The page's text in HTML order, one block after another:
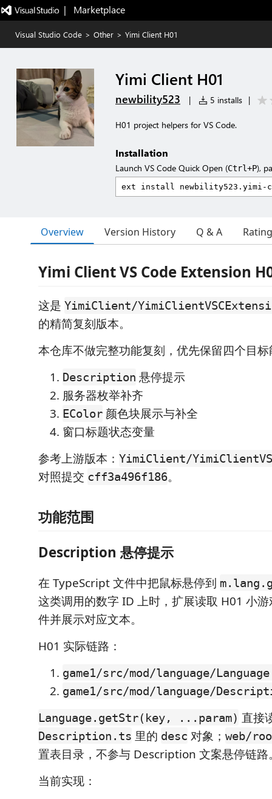
|   Marketplace
Visual Studio Code > Other > Yimi Client H01
Yimi Client H01
newbility523 | 5 installs |
H01 project helpers for VS Code.
Installation
Launch VS Code Quick Open (Ctrl+P),
Overview Version History Q & A
Yimi Client VS Code Extension
这是 YimiClient/
的精简复刻版本。
本仓库不做完整功能复刻，优先保留四个目
Description 悬停提示
服务器枚举补齐
EColor 颜色块展示与补全
窗口标题状态变量
参考上游版本： YimiClient/
对照提交 cff3a496f186。
功能范围
Description 悬停提示
在 TypeScript 文件中把鼠标悬停到
这类调用的数字 ID 上时，扩展读取 H01 小
件并展示对应文本。
H01 实际链路：
game1/src/mod/language/
game1/src/mod/language/
Language.getStr(key, ...param) 直接
Description.ts 里的 desc 对象； web/
置表目录，不参与 Description 文案悬停链路
当前实现：